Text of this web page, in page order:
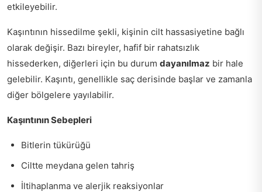
etkileyebilir.
Kaşıntının hissedilme şekli, kişinin cilt hassasiyetine bağlı
olarak değişir. Bazı bireyler, hafif bir rahatsızlık
hissederken, diğerleri için bu durum dayanılmaz bir hale
gelebilir. Kaşıntı, genellikle saç derisinde başlar ve zamanla
diğer bölgelere yayılabilir.
Kaşıntının Sebepleri
Bitlerin tükürüğü
Ciltte meydana gelen tahriş
İltihaplanma ve alerjik reaksiyonlar